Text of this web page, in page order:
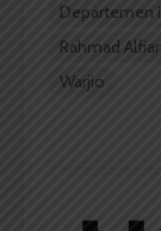
Departemen
Rahmad
Warjio